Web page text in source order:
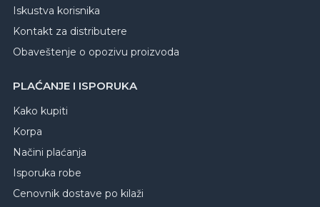
Iskustva korisnika
Kontakt za distributere
Obaveštenje o opozivu proizvoda
PLAĆANJE I ISPORUKA
Kako kupiti
Korpa
Načini plaćanja
Isporuka robe
Cenovnik dostave po kilaži